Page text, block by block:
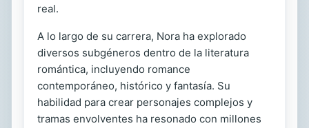
real.
A lo largo de su carrera, Nora ha explorado
diversos subgéneros dentro de la literatura
romántica, incluyendo romance
contemporáneo, histórico y fantasía. Su
habilidad para crear personajes complejos y
tramas envolventes ha resonado con millones